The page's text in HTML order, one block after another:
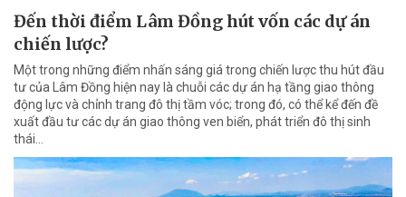
Đến thời điểm Lâm Đồng hút vốn các dự án
chiến lược?
Một trong những điểm nhấn sáng giá trong chiến lược thu hút đầu
tư của Lâm Đồng hiện nay là chuỗi các dự án hạ tầng giao thông
động lực và chỉnh trang đô thị tầm vóc; trong đó, có thể kể đến đề
xuất đầu tư các dự án giao thông ven biển, phát triển đô thị sinh
thái…